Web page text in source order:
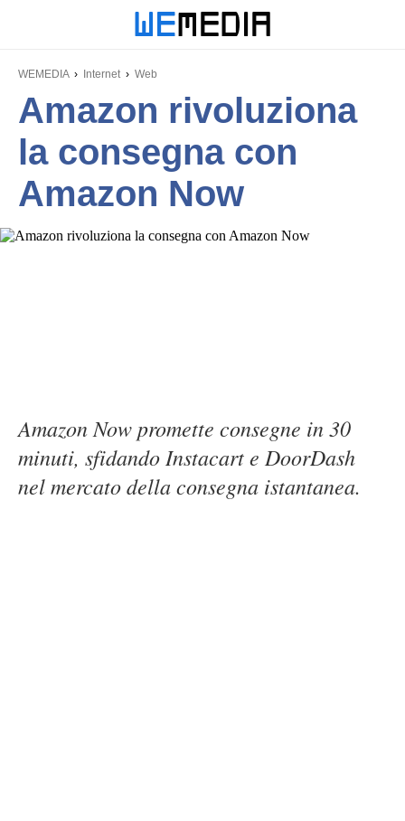
WEMEDIA Internet Web
Amazon rivoluziona
la consegna con
Amazon Now
Amazon Now promette consegne in 30
minuti, sfidando Instacart e DoorDash
nel mercato della consegna istantanea.